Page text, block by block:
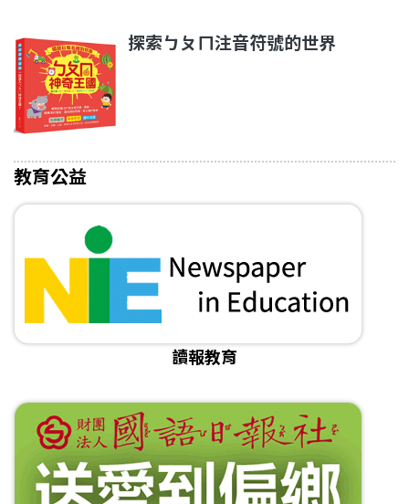
探索ㄅㄆㄇ注音符號的世界
教育公益
讀報教育